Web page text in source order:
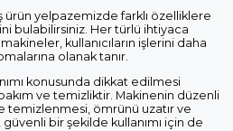
yelpazemizde farklı özelliklere
bulabilirsiniz. Her türlü ihtiyaca
kullanıcıların işlerini daha
olanak tanır.
konusunda dikkat edilmesi
ve temizliktir. Makinenin düzenli
temizlenmesi, ömrünü uzatır ve
güvenli bir şekilde kullanımı için de